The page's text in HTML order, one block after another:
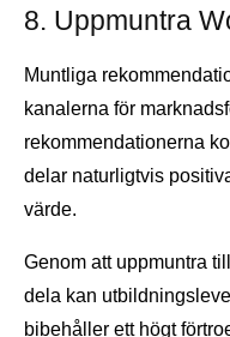
8. Uppmuntra
Muntliga
kanalerna för
rekommendationerna
delar naturligtvis
värde.
Genom att uppmuntra
dela kan
bibehåller ett högt